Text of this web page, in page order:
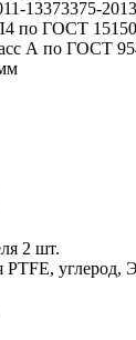
13373375-2013
по ГОСТ
А по ГОСТ
2 шт.
PTFE,